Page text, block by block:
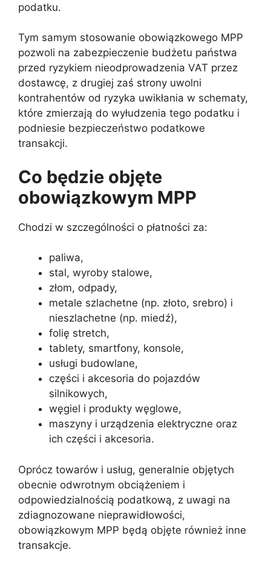
podatku.
Tym samym stosowanie obowiązkowego MPP
pozwoli na zabezpieczenie budżetu państwa
przed ryzykiem nieodprowadzenia VAT przez
dostawcę, z drugiej zaś strony uwolni
kontrahentów od ryzyka uwikłania w schematy,
które zmierzają do wyłudzenia tego podatku i
podniesie bezpieczeństwo podatkowe
transakcji.
Co będzie objęte
obowiązkowym MPP
Chodzi w szczególności o płatności za:
paliwa,
stal, wyroby stalowe,
złom, odpady,
metale szlachetne (np. złoto, srebro) i
nieszlachetne (np. miedź),
folię stretch,
tablety, smartfony, konsole,
usługi budowlane,
części i akcesoria do pojazdów
silnikowych,
węgiel i produkty węglowe,
maszyny i urządzenia elektryczne oraz
ich części i akcesoria.
Oprócz towarów i usług, generalnie objętych
obecnie odwrotnym obciążeniem i
odpowiedzialnością podatkową, z uwagi na
zdiagnozowane nieprawidłowości,
obowiązkowym MPP będą objęte również inne
transakcje.